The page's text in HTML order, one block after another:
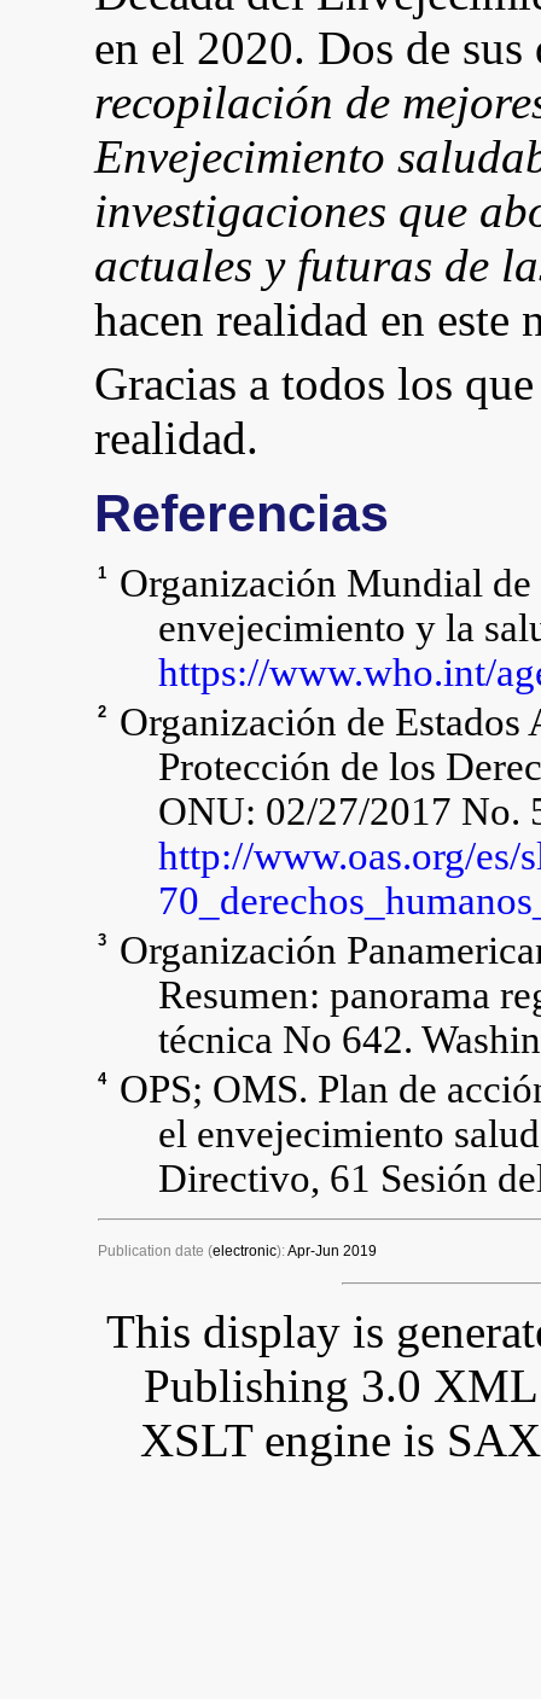
en el 2020. Dos de
recopilación de
Envejecimiento
investigaciones que
actuales y futuras de
hacen realidad en
Gracias a todos los
realidad.
Referencias
1
Organización Mundial
envejecimiento y la
https://www.who.int/
2
Organización de
Protección de los
ONU: 02/27/2017 No.
http://www.oas.org/es/
3
Organización
Resumen: panorama
técnica No 642.
4
OPS; OMS. Plan de
el envejecimiento
Directivo, 61 Sesión
Publication date (electronic):Apr-Jun 2019
This display is
Publishing 3.0
XSLT engine is